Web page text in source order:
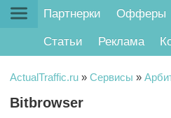
Партнерки Офферы
Статьи Реклама
ActualTraffic.ru » Сервисы »
Bitbrowser